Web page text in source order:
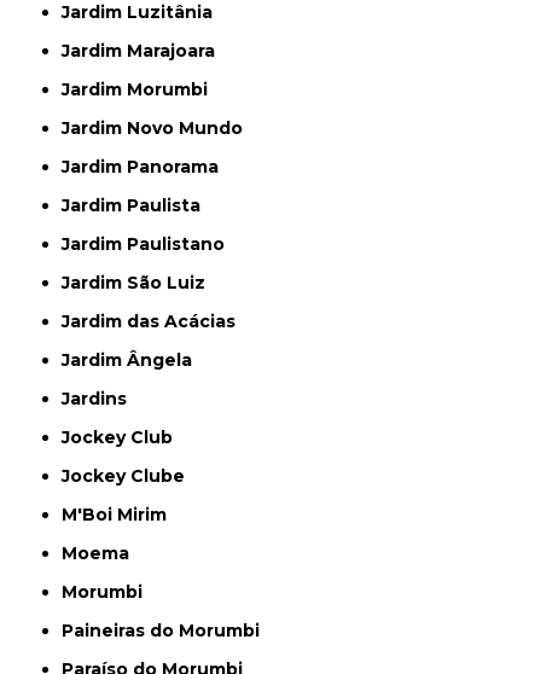
Jardim Luzitânia
Jardim Marajoara
Jardim Morumbi
Jardim Novo Mundo
Jardim Panorama
Jardim Paulista
Jardim Paulistano
Jardim São Luiz
Jardim das Acácias
Jardim Ângela
Jardins
Jockey Club
Jockey Clube
M'Boi Mirim
Moema
Morumbi
Paineiras do Morumbi